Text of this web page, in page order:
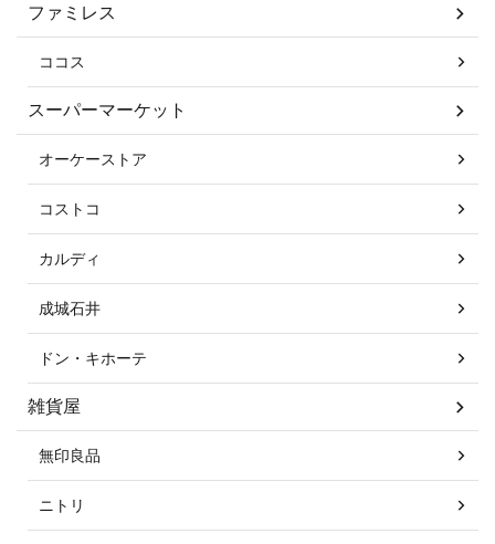
ファミレス
ココス
スーパーマーケット
オーケーストア
コストコ
カルディ
成城石井
ドン・キホーテ
雑貨屋
無印良品
ニトリ